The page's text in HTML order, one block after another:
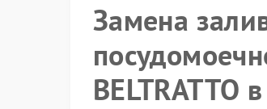
Замена
BELTRATTO